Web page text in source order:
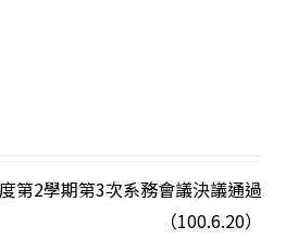
第2學期第3次系務會議決議通過
（100.6.20）